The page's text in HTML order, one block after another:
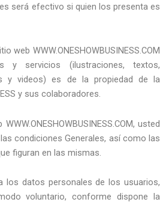
será efectivo si quien los presenta es
web WWW.ONESHOWBUSINESS.COM
y servicios (ilustraciones, textos,
y videos) es de la propiedad de la
y sus colaboradores.
usted
condiciones Generales, así como las
figuran en las mismas.
los datos personales de los usuarios,
voluntario, conforme dispone la